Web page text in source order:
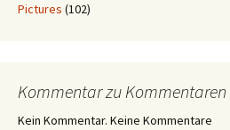
Pictures (102)
Kommentar zu Kommentaren
Kein Kommentar. Keine Kommentare